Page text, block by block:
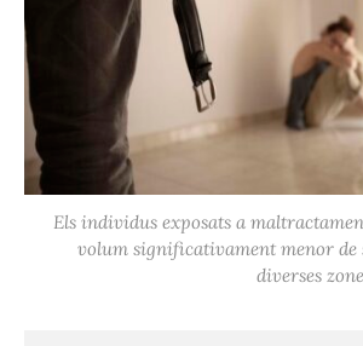
Els individus exposats a
volum significativament menor de
diverses